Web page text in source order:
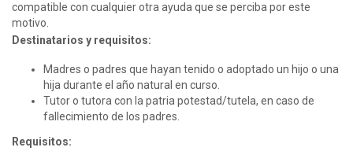
compatible con cualquier otra ayuda que se perciba por este
motivo.
Destinatarios y requisitos:
Madres o padres que hayan tenido o adoptado un hijo o una
hija durante el año natural en curso.
Tutor o tutora con la patria potestad/tutela, en caso de
fallecimiento de los padres.
Requisitos: